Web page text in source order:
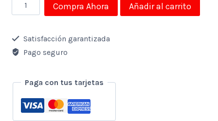
GOOGLE
TV
STREAMER
4K
cantidad
Compra Ahora Añadir al carrito
Satisfacción garantizada
Pago seguro
Paga con tus tarjetas